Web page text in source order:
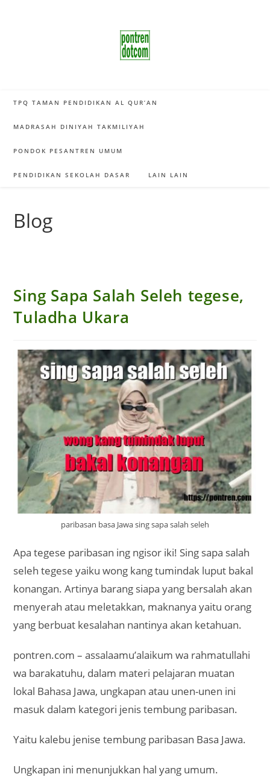
TPQ TAMAN PENDIDIKAN AL QUR’AN
MADRASAH DINIYAH TAKMILIYAH
PONDOK PESANTREN UMUM
PENDIDIKAN SEKOLAH DASAR LAIN LAIN
Blog
Sing Sapa Salah Seleh tegese,
Tuladha Ukara
paribasan basa Jawa sing sapa salah seleh
Apa tegese paribasan ing ngisor iki! Sing sapa salah
seleh tegese yaiku wong kang tumindak luput bakal
konangan. Artinya barang siapa yang bersalah akan
menyerah atau meletakkan, maknanya yaitu orang
yang berbuat kesalahan nantinya akan ketahuan.
pontren.com – assalaamu’alaikum wa rahmatullahi
wa barakatuhu, dalam materi pelajaran muatan
lokal Bahasa Jawa, ungkapan atau unen-unen ini
masuk dalam kategori jenis tembung paribasan.
Yaitu kalebu jenise tembung paribasan Basa Jawa.
Ungkapan ini menunjukkan hal yang umum.